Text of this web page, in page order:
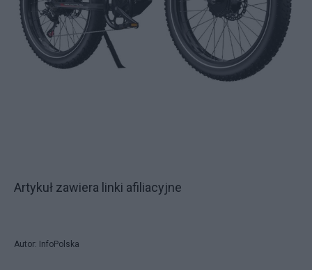
Artykuł zawiera linki afiliacyjne
Autor: InfoPolska